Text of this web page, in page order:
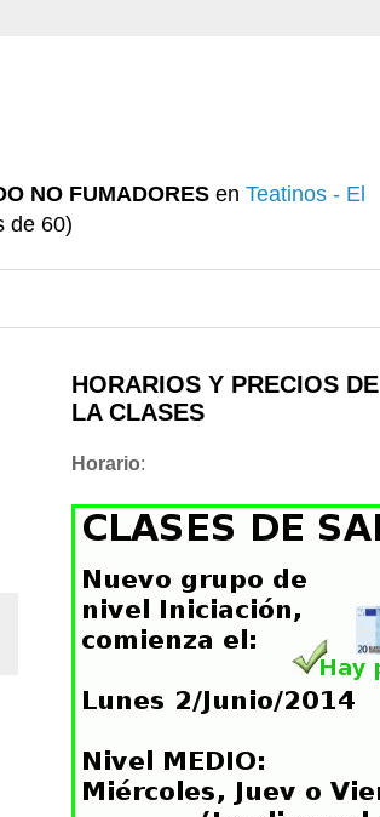
NO FUMADORES en Teatinos - El
de 60)
HORARIOS Y PRECIOS DE
LA CLASES
Horario: